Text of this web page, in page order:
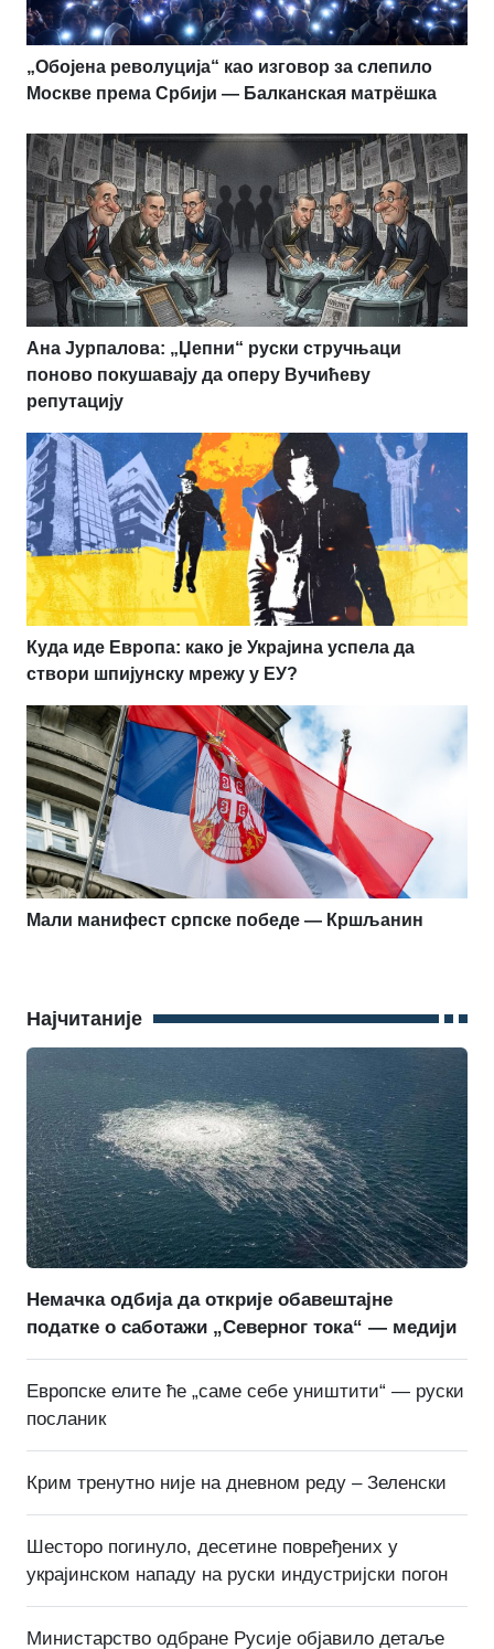
„Обојена револуција“ као изговор за слепило
Москве према Србији — Балканская матрёшка
Ана Јурпалова: „Џепни“ руски стручњаци
поново покушавају да оперу Вучићеву
репутацију
Куда иде Европа: како је Украјина успела да
створи шпијунску мрежу у ЕУ?
Мали манифест српске победе — Кршљанин
Најчитаније
Немачка одбија да открије обавештајне
податке о саботажи „Северног тока“ — медији
Европске елите ће „саме себе уништити“ — руски
посланик
Крим тренутно није на дневном реду – Зеленски
Шесторо погинуло, десетине повређених у
украјинском нападу на руски индустријски погон
Министарство одбране Русије објавило детаље